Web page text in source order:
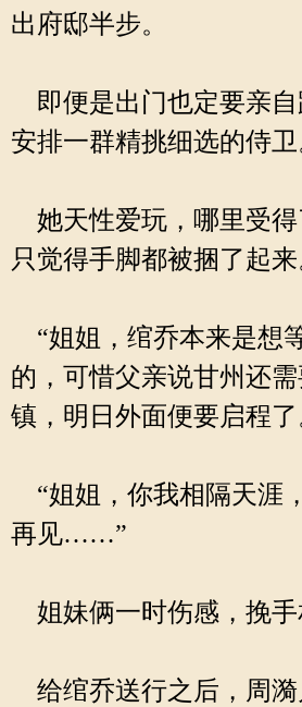
出府邸半步。
即便是出门也定要亲自
安排一群精挑细选的侍卫
她天性爱玩，哪里受得
只觉得手脚都被捆了起来
“姐姐，绾乔本来是想
的，可惜父亲说甘州还
镇，明日外面便要启程了
“姐姐，你我相隔天涯
再见……”
姐妹俩一时伤感，挽手
给绾乔送行之后，周漪